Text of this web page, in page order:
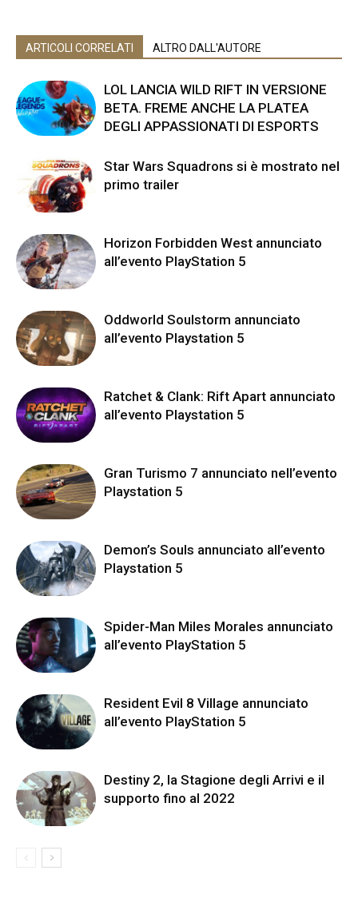
ARTICOLI CORRELATI ALTRO DALL'AUTORE
LOL LANCIA WILD RIFT IN VERSIONE
BETA. FREME ANCHE LA PLATEA
DEGLI APPASSIONATI DI ESPORTS
Star Wars Squadrons si è mostrato nel
primo trailer
Horizon Forbidden West annunciato
all’evento PlayStation 5
Oddworld Soulstorm annunciato
all’evento Playstation 5
Ratchet & Clank: Rift Apart annunciato
all’evento Playstation 5
Gran Turismo 7 annunciato nell’evento
Playstation 5
Demon’s Souls annunciato all’evento
Playstation 5
Spider-Man Miles Morales annunciato
all’evento PlayStation 5
Resident Evil 8 Village annunciato
all’evento PlayStation 5
Destiny 2, la Stagione degli Arrivi e il
supporto fino al 2022